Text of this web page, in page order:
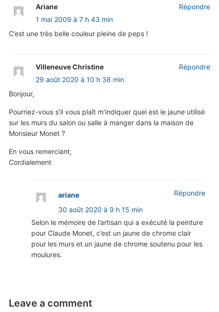
Ariane
1 mai 2009 à 7 h 43 min
C’est une très belle couleur pleine de peps !
Répondre
Villeneuve Christine
29 août 2020 à 10 h 38 min
Bonjour,
Pourriez-vous s’il vous plaît m’indiquer quel est le jaune utilisé
sur les murs du salon ou salle à manger dans la maison de
Monsieur Monet ?
En vous remerciant,
Cordialement
Répondre
ariane
30 août 2020 à 9 h 15 min
Selon le mémoire de l’artisan qui a exécuté la peinture
pour Claude Monet, c’est un jaune de chrome clair
pour les murs et un jaune de chrome soutenu pour les
moulures.
Répondre
Leave a comment